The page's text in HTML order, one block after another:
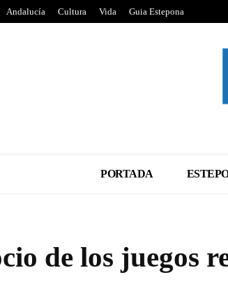
Andalucía Cultura Vida Guia Estepona
PORTADA
de los juegos